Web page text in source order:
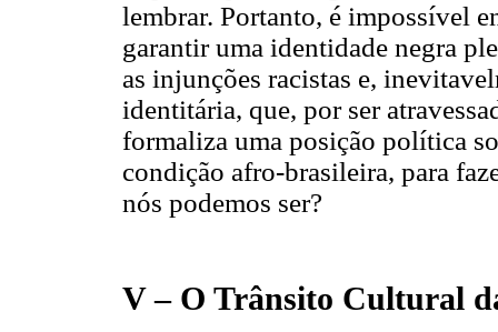
lembrar. Portanto, é impossível
garantir uma identidade negra
as injunções racistas e,
identitária, que, por ser
formaliza uma posição política
condição afro-brasileira, para
nós podemos ser?
V – O Trânsito Cultural